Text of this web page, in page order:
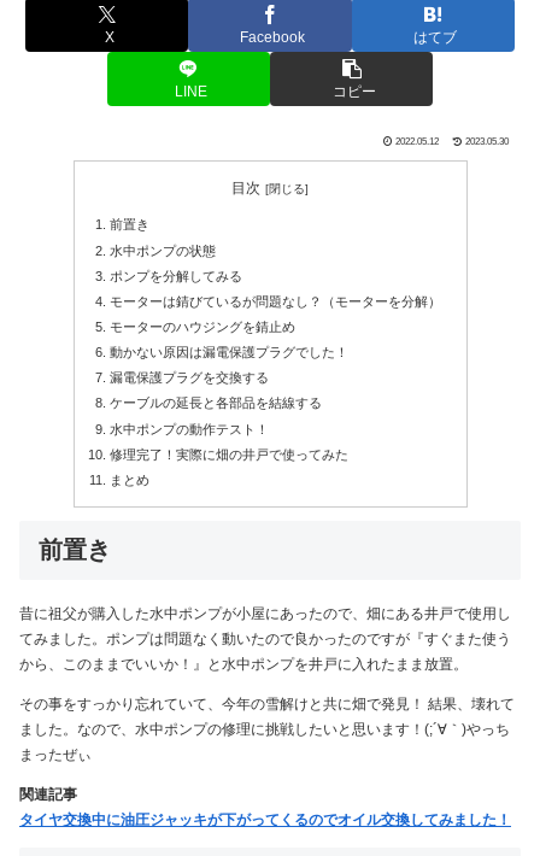
X Facebook はてブ
LINE コピー
2022.05.12 2023.05.30
目次
前置き
水中ポンプの状態
ポンプを分解してみる
モーターは錆びているが問題なし？（モーターを分解）
モーターのハウジングを錆止め
動かない原因は漏電保護プラグでした！
漏電保護プラグを交換する
ケーブルの延長と各部品を結線する
水中ポンプの動作テスト！
修理完了！実際に畑の井戸で使ってみた
まとめ
前置き
昔に祖父が購入した水中ポンプが小屋にあったので、畑にある井戸で使用し
てみました。ポンプは問題なく動いたので良かったのですが『すぐまた使う
から、このままでいいか！』と水中ポンプを井戸に入れたまま放置。
その事をすっかり忘れていて、今年の雪解けと共に畑で発見！ 結果、壊れて
ました。なので、水中ポンプの修理に挑戦したいと思います！(;´∀｀)やっち
まったぜぃ
関連記事
タイヤ交換中に油圧ジャッキが下がってくるのでオイル交換してみました！